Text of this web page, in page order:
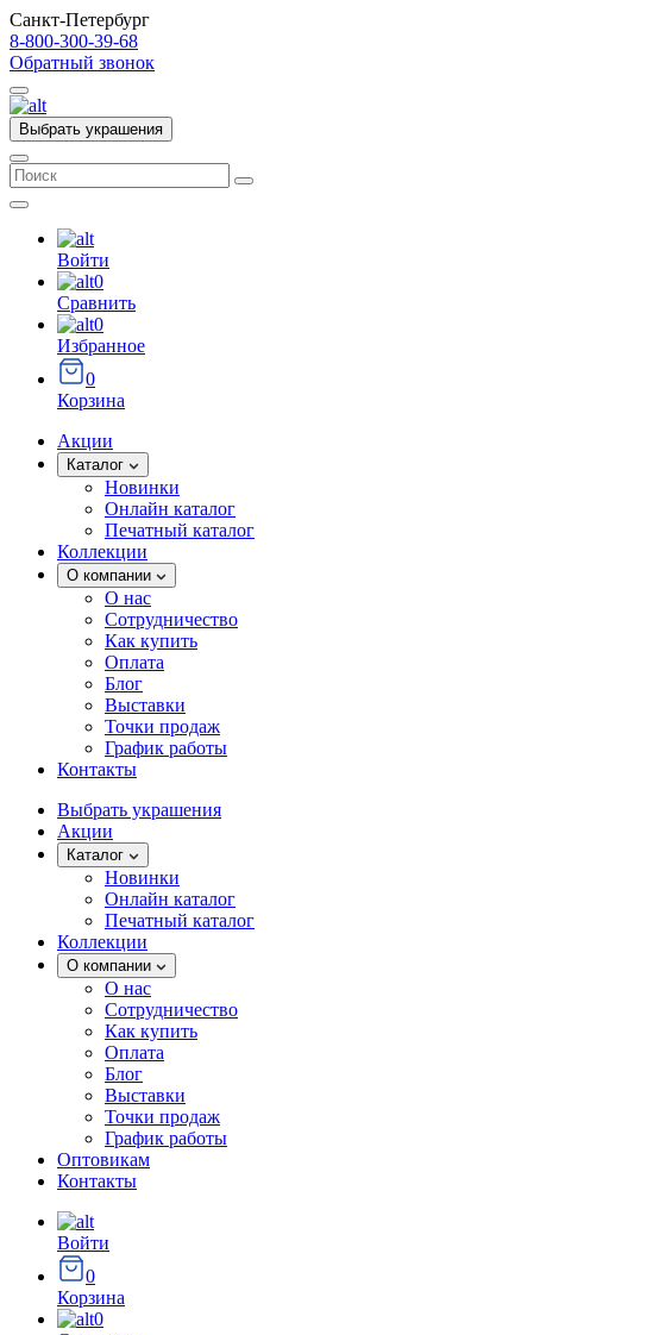
Санкт-Петербург
8-800-300-39-68
Обратный звонок
Выбрать украшения
Войти
0
Сравнить
0
Избранное
0
Корзина
Акции
Каталог
Новинки
Онлайн каталог
Печатный каталог
Коллекции
О компании
О нас
Сотрудничество
Как купить
Оплата
Блог
Выставки
Точки продаж
График работы
Контакты
Выбрать украшения
Акции
Каталог
Новинки
Онлайн каталог
Печатный каталог
Коллекции
О компании
О нас
Сотрудничество
Как купить
Оплата
Блог
Выставки
Точки продаж
График работы
Оптовикам
Контакты
Войти
0
Корзина
0